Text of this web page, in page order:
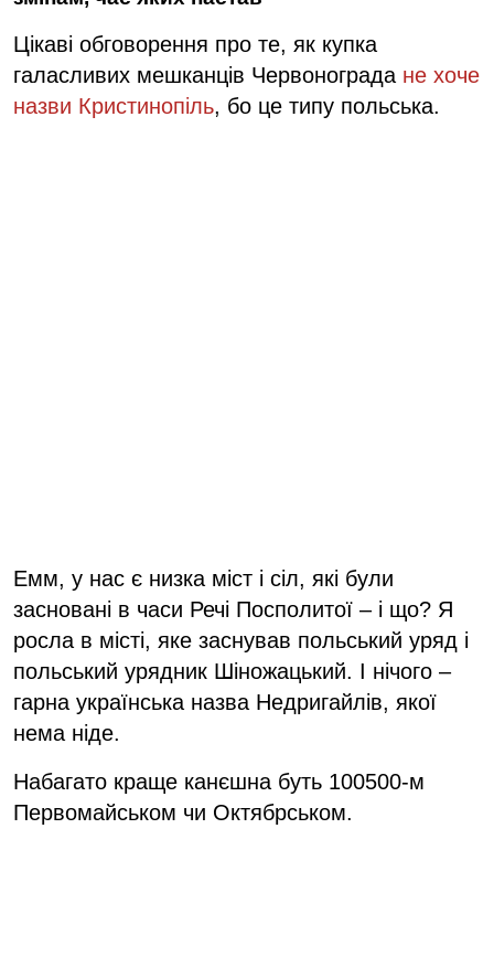
Цікаві обговорення про те, як купка
галасливих мешканців Червонограда не хоче
назви Кристинопіль, бо це типу польська.
Емм, у нас є низка міст і сіл, які були
засновані в часи Речі Посполитої – і що? Я
росла в місті, яке заснував польський уряд і
польський урядник Шіножацький. І нічого –
гарна українська назва Недригайлів, якої
нема ніде.
Набагато краще канєшна буть 100500-м
Первомайськом чи Октябрськом.